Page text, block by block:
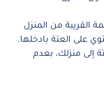
القريبة من المنزل
على العتة بادخلها.
إلى منزلك، بعدم